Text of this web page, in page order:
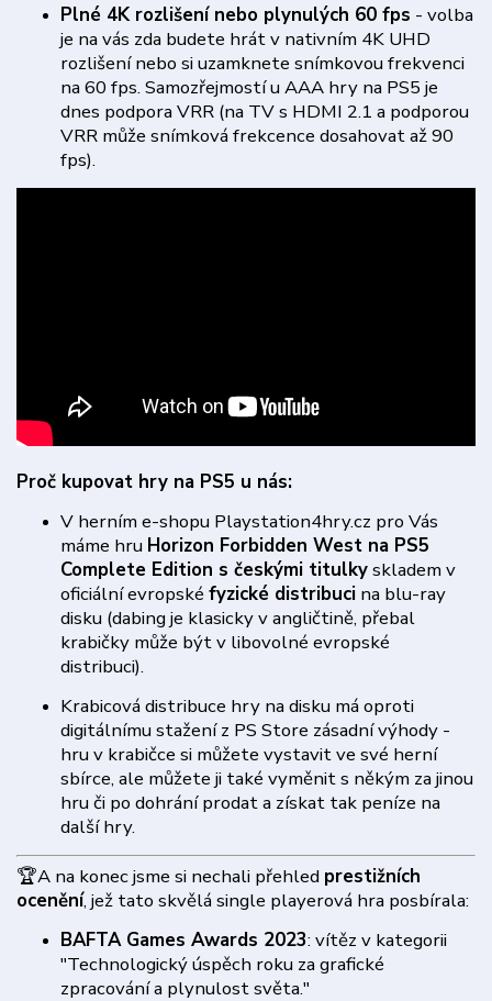
Plné 4K rozlišení nebo plynulých 60 fps - volba
je na vás zda budete hrát v nativním 4K UHD
rozlišení nebo si uzamknete snímkovou frekvenci
na 60 fps. Samozřejmostí u AAA hry na PS5 je
dnes podpora VRR (na TV s HDMI 2.1 a podporou
VRR může snímková frekcence dosahovat až 90
fps).
Proč kupovat hry na PS5 u nás:
V herním e-shopu Playstation4hry.cz pro Vás
máme hru Horizon Forbidden West na PS5
Complete Edition s českými titulkyskladem v
oficiální evropské fyzické distribuci na blu-ray
disku (dabing je klasicky v angličtině, přebal
krabičky může být v libovolné evropské
distribuci).
Krabicová distribuce hry na disku má oproti
digitálnímu stažení z PS Store zásadní výhody -
hru v krabičce si můžete vystavit ve své herní
sbírce, ale můžete ji také vyměnit s někým za jinou
hru či po dohrání prodat a získat tak peníze na
další hry.
🏆A na konec jsme si nechali přehled prestižních
ocenění, jež tato skvělá single playerová hra posbírala:
BAFTA Games Awards 2023: vítěz v kategorii
"Technologický úspěch roku za grafické
zpracování a plynulost světa."